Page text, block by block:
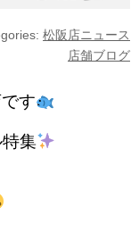
松阪店ニュース
店舗ブログ
す
集